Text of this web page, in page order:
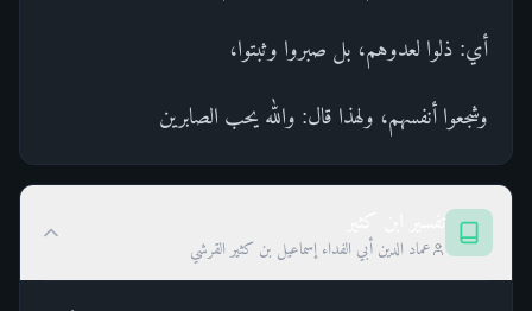
أي: ذلوا لعدوهم، بل صبروا وثبتوا،
وشجعوا أنفسهم، ولهذا قال: والله يحب الصابرين
عماد الدين أبي الفداء إسماعيل بن كثير القرشي